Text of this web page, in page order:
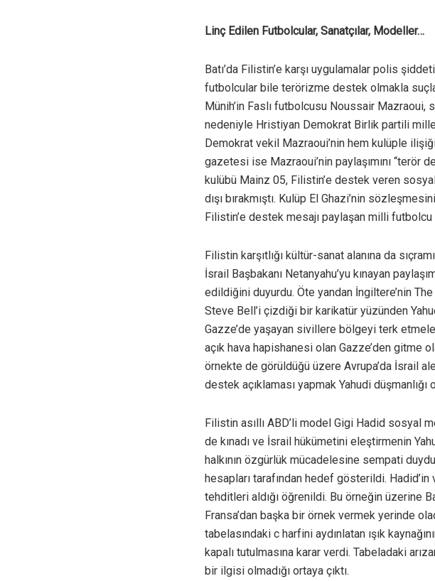
Linç Edilen Futbolcular, Sanatçılar, Modeller…
Batı’da Filistin’e karşı uygulamalar polis
futbolcular bile terörizme destek olmakla
Münih’in Faslı futbolcusu Noussair Mazraoui,
nedeniyle Hristiyan Demokrat Birlik partili
Demokrat vekil Mazraoui’nin hem kulüple
gazetesi ise Mazraoui’nin paylaşımını “terör
kulübü Mainz 05, Filistin’e destek veren
dışı bırakmıştı. Kulüp El Ghazi’nin
Filistin’e destek mesajı paylaşan milli
Filistin karşıtlığı kültür-sanat alanına da
İsrail Başbakanı Netanyahu’yu kınayan
edildiğini duyurdu. Öte yandan İngiltere’nin
Steve Bell’i çizdiği bir karikatür yüzünden
Gazze’de yaşayan sivillere bölgeyi terk
açık hava hapishanesi olan Gazze’den gitme
örnekte de görüldüğü üzere Avrupa’da İsrail
destek açıklaması yapmak Yahudi düşmanlığı
Filistin asıllı ABD’li model Gigi Hadid sosyal
de kınadı ve İsrail hükümetini eleştirmenin
halkının özgürlük mücadelesine sempati
hesapları tarafından hedef gösterildi.
tehditleri aldığı öğrenildi. Bu örneğin üzerine
Fransa’dan başka bir örnek vermek yerinde
tabelasındaki c harfini aydınlatan ışık
kapalı tutulmasına karar verdi. Tabeladaki
bir ilgisi olmadığı ortaya çıktı.